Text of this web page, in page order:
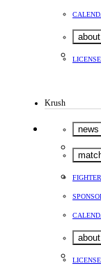
about
LICENSE
Krush
news
FIGHTER
about
LICENSE